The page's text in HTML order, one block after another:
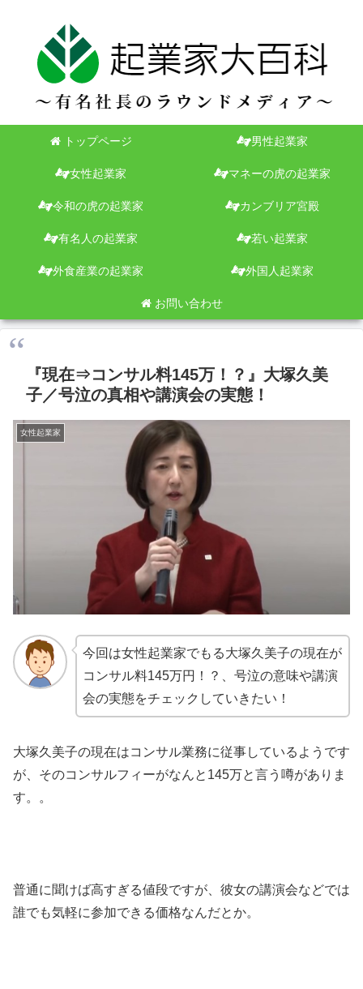
トップページ 男性起業家
女性起業家 マネーの虎の起業家
令和の虎の起業家 カンブリア宮殿
有名人の起業家 若い起業家
外食産業の起業家 外国人起業家
お問い合わせ
『現在⇒コンサル料145万！？』大塚久美
子／号泣の真相や講演会の実態！
女性起業家
今回は女性起業家でもる大塚久美子の現在が
コンサル料145万円！？、号泣の意味や講演
会の実態をチェックしていきたい！
大塚久美子の現在はコンサル業務に従事しているようです
が、そのコンサルフィーがなんと145万と言う噂がありま
す。。
普通に聞けば高すぎる値段ですが、彼女の講演会などでは
誰でも気軽に参加できる価格なんだとか。